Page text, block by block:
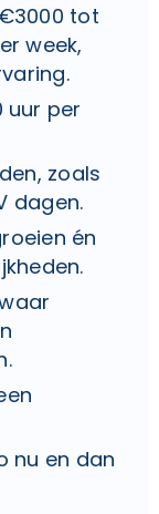
tot
week,
uur per
zoals
dagen.
én
nu en dan